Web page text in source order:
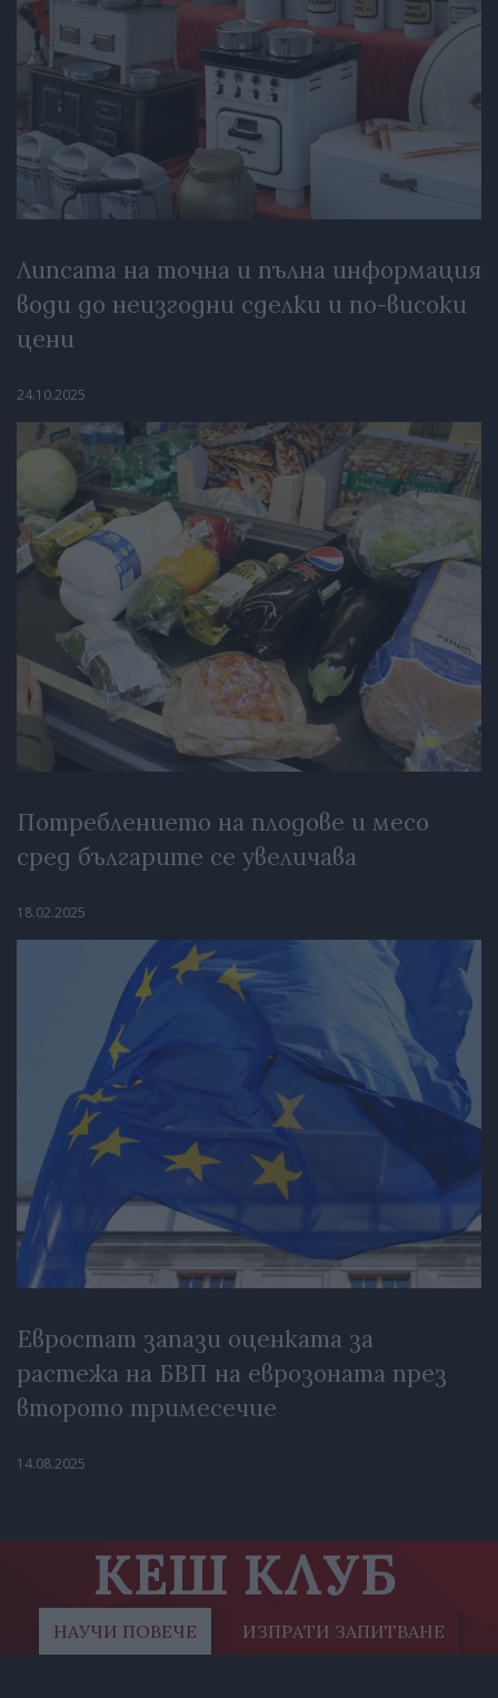
Липсата на точна и пълна информация
води до неизгодни сделки и по-високи
цени
24.10.2025
Потреблението на плодове и месо
сред българите се увеличава
18.02.2025
Евростат запази оценката за
растежа на БВП на еврозоната през
второто тримесечие
14.08.2025
КЕШ КЛУБ
НАУЧИ ПОВЕЧЕ ИЗПРАТИ ЗАПИТВАНЕ